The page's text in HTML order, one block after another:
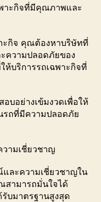
าะกิจที่มีคุณภาพและ
ะกิจ คุณต้องหาบริษัทที่
วามปลอดภัยของ
ห้บริการรถเฉพาะกิจที่
บอย่างเข้มงวดเพื่อให้
ถที่มีความปลอดภัย
ามเชี่ยวชาญ
ละความเชี่ยวชาญใน
สามารถมั่นใจได้
รับมาตรฐานสูงสุด